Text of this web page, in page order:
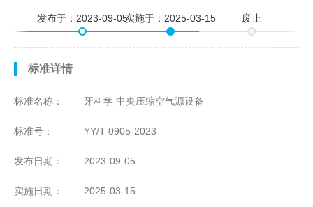
发布于： 2023-09-05实施于：2025-03-15 废止
标准详情
标准名称： 牙科学 中央压缩空气源设备
标准号： YY/T 0905-2023
发布日期： 2023-09-05
实施日期： 2025-03-15